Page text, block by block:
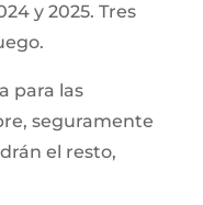
y 2025. Tres
para las
seguramente
el resto,